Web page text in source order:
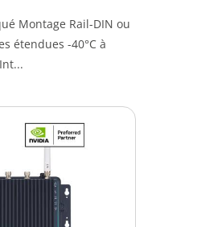
Montage Rail-DIN ou
étendues -40°C à